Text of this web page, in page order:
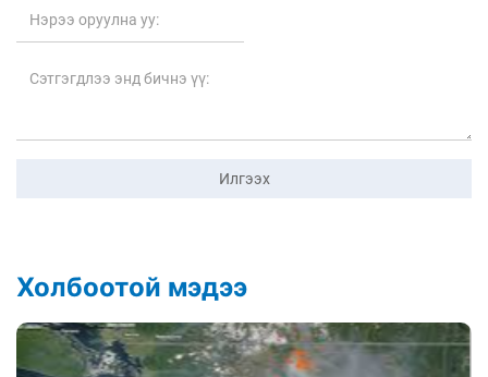
Илгээх
Холбоотой мэдээ